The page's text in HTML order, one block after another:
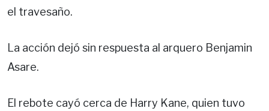
el travesaño.
La acción dejó sin respuesta al arquero Benjamin
Asare.
El rebote cayó cerca de Harry Kane, quien tuvo